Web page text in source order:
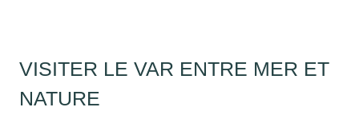
VISITER LE VAR ENTRE MER ET
NATURE